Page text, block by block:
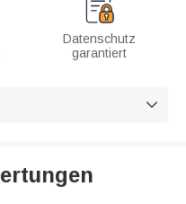
Datenschutz
garantiert
